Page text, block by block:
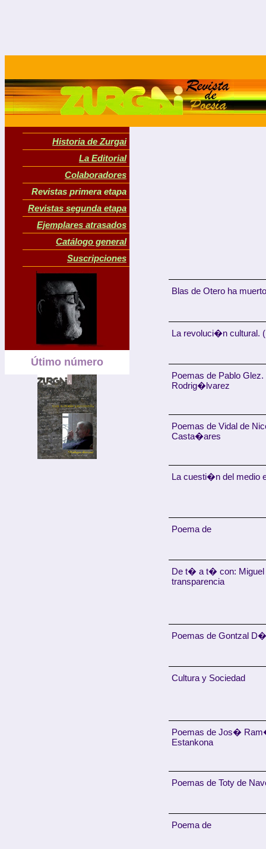
Historia de Zurgai
La Editorial
Colaboradores
Revistas primera etapa
Revistas segunda etapa
Ejemplares atrasados
Catálogo general
Suscripciones
Útimo número
Blas de Otero ha muerto
La revoluci�n cultural.
Poemas de Pablo
Rodrig�lvarez
Poemas de Vidal de
Casta�ares
La cuesti�n del medio
Poema de
De t� a t� con:
transparencia
Poemas de Gontzal
Cultura y Sociedad
Poemas de Jos�
Estankona
Poemas de Toty de
Poema de